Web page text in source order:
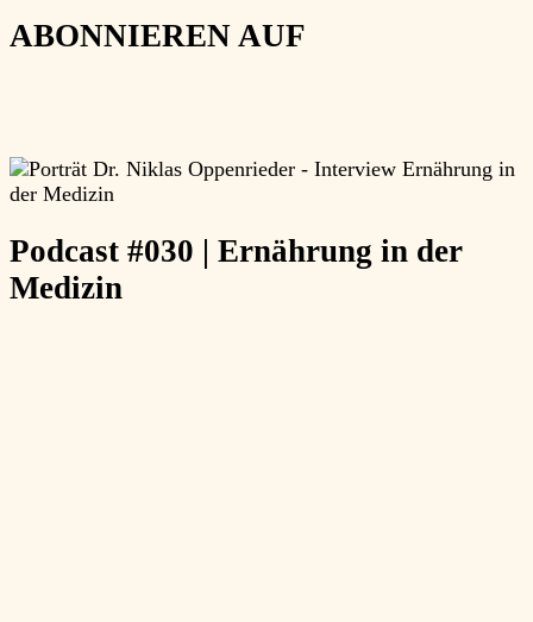
ABONNIEREN AUF
Podcast #030 | Ernährung in der
Medizin